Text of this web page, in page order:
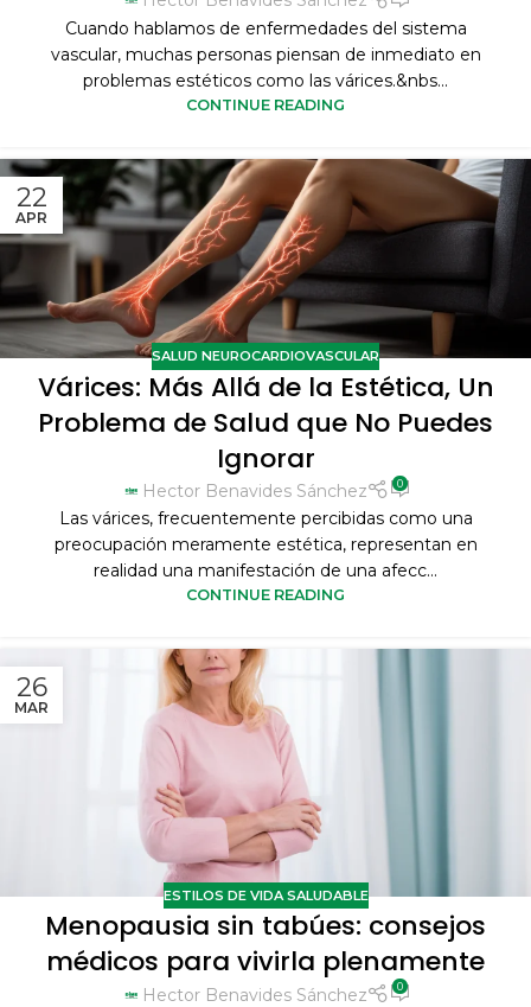
Cuando hablamos de enfermedades del sistema
vascular, muchas personas piensan de inmediato en
problemas estéticos como las várices.&nbs...
CONTINUE READING
22
APR
SALUD NEUROCARDIOVASCULAR
Várices: Más Allá de la Estética, Un
Problema de Salud que No Puedes
Ignorar
Hector Benavides Sánchez 0
Las várices, frecuentemente percibidas como una
preocupación meramente estética, representan en
realidad una manifestación de una afecc...
CONTINUE READING
26
MAR
ESTILOS DE VIDA SALUDABLE
Menopausia sin tabúes: consejos
médicos para vivirla plenamente
Hector Benavides Sánchez 0